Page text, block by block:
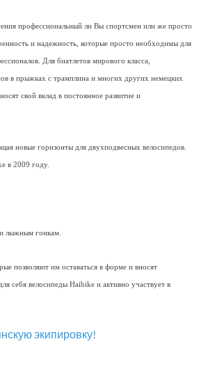
профессиональный ли Вы спортсмен или же просто
и надежность, которые просто необходимы для
Для биатлетов мирового класса,
в прыжках с трамплина и многих других немецких
свой вклад в постоянное развитие и
новые горизонты для двухподвесных велосипедов.
в 2009 году.
лыжным гонкам.
позволяют им оставаться в форме и вносят
себя велосипеды Haibike и активно участвует в